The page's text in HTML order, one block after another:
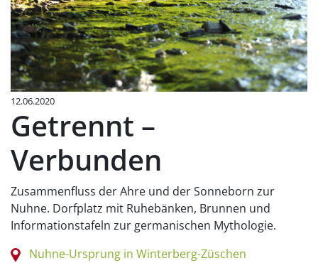
12.06.2020
Getrennt –
Verbunden
Zusammenfluss der Ahre und der Sonneborn zur
Nuhne. Dorfplatz mit Ruhebänken, Brunnen und
Informationstafeln zur germanischen Mythologie.
Nuhne-Ursprung in Winterberg-Züschen